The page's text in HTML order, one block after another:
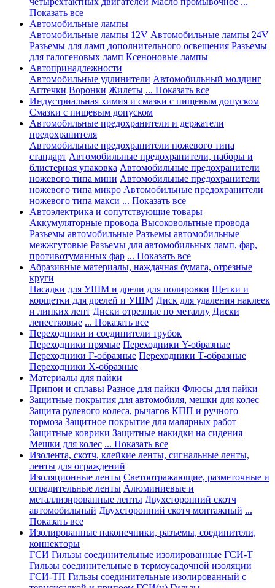
Показать все
Автомобильные лампы
Автомобильные лампы 12V Автомобильные лампы 24V
Разъемы для ламп дополнительного освещения Разъемы
для галогеновых ламп Ксеноновые лампы
Автопринадлежности
Автомобильные удлинители Автомобильный молдинг
Аптечки Воронки Жилеты ... Показать все
Индустриальная химия и смазки с пищевым допуском
Смазки с пищевым допуском
Автомобильные предохранители и держатели
предохранителя
Автомобильные предохранители ножевого типа
стандарт Автомобильные предохранители, наборы и
блистерная упаковка Автомобильные предохранители
ножевого типа мини Автомобильные предохранители
ножевого типа микро Автомобильные предохранители
ножевого типа макси ... Показать все
Автоэлектрика и сопутствующие товары
Аккумуляторные провода Высоковольтные провода
Разъемы автомобильные Разъемы автомобильные
межжгутовые Разъемы для автомобильных ламп, фар,
противотуманных фар ... Показать все
Абразивные материалы, наждачная бумага, отрезные
круги
Насадки для УШМ и дрели для полировки Щетки и
корщетки для дрелей и УШМ Диск для удаления наклеек
и липких лент Диски отрезные по металлу Диски
лепестковые ... Показать все
Переходники и соединители трубок
Переходники прямые Переходники Y-образные
Переходники Г-образные Переходники Т-образные
Переходники Х-образные
Материалы для пайки
Припои и сплавы Разное для пайки Флюсы для пайки
Защитные покрытия для автомобиля, мешки для колес
Защита рулевого колеса, рычагов КПП и ручного
тормоза Защитное покрытие для малярных работ
Защитные коврики Защитные накидки на сидения
Мешки для колес ... Показать все
Изолента, скотч, клейкие ленты, сигнальные ленты,
ленты для ограждений
Изоляционные ленты Светоотражающие, разметочные и
оградительные ленты Алюминиевые и
металлизированные ленты Двухсторонний скотч
автомобильный Двухсторонний скотч монтажный ...
Показать все
Изолированные наконечники, разъемы, соединители,
коннекторы
ГСИ Гильзы соединительные изолированные ГСИ-Т
Гильзы соединительные в термоусадочной изоляции
ГСИ-ТП Гильзы соединительные изолированный с